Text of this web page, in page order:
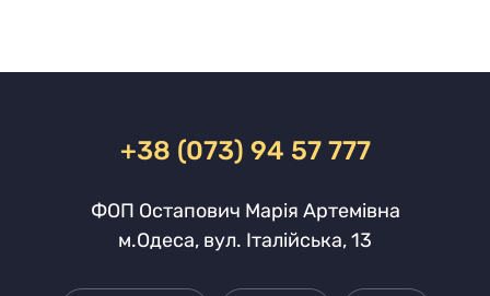
+38 (073) 94 57 777
ФОП Остапович Марія Артемівна
м.Одеса, вул. Італійська, 13